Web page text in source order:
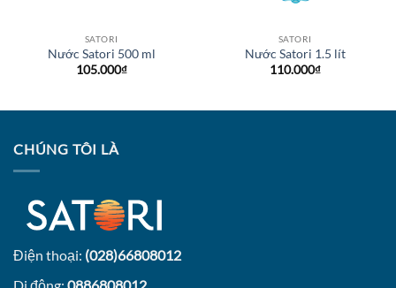
SATORI
Nước Satori 500 ml
105.000₫
SATORI
Nước Satori 1.5 lít
110.000₫
CHÚNG TÔI LÀ
Điện thoại: (028)66808012